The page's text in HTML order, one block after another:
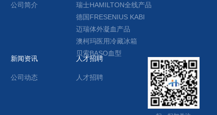
公司简介
瑞士HAMILTON全线产品
德国FRESENIUS KABI
迈瑞体外凝血产品
澳柯玛医用冷藏冰箱
贝索BASO血型
新闻资讯
公司动态
人才招聘
人才招聘